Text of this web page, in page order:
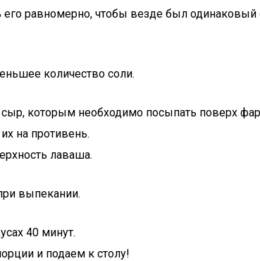
равномерно, чтобы везде был одинаковый
количество соли.
которым необходимо посыпать поверх
на противень.
лаваша.
выпекании.
40 минут.
и подаем к столу!